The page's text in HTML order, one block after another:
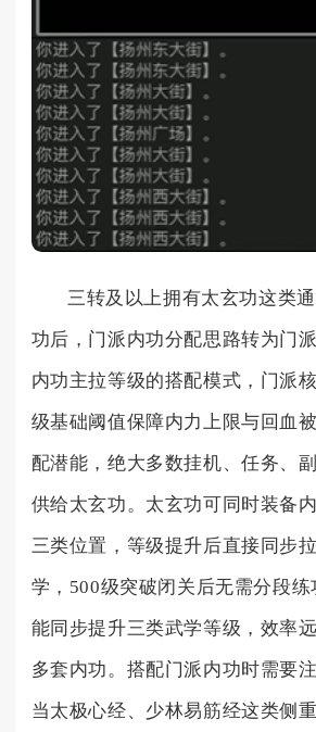
三转及以上拥有太玄功这类
功后，门派内功分配思路转为门
内功主拉等级的搭配模式，门派
级基础阈值保障内力上限与回血
配潜能，绝大多数挂机、任务、
供给太玄功。太玄功可同时装备
三类位置，等级提升后直接同步
学，500级突破闭关后无需分段
能同步提升三类武学等级，效率
多套内功。搭配门派内功时需要
当太极心经、少林易筋经这类侧